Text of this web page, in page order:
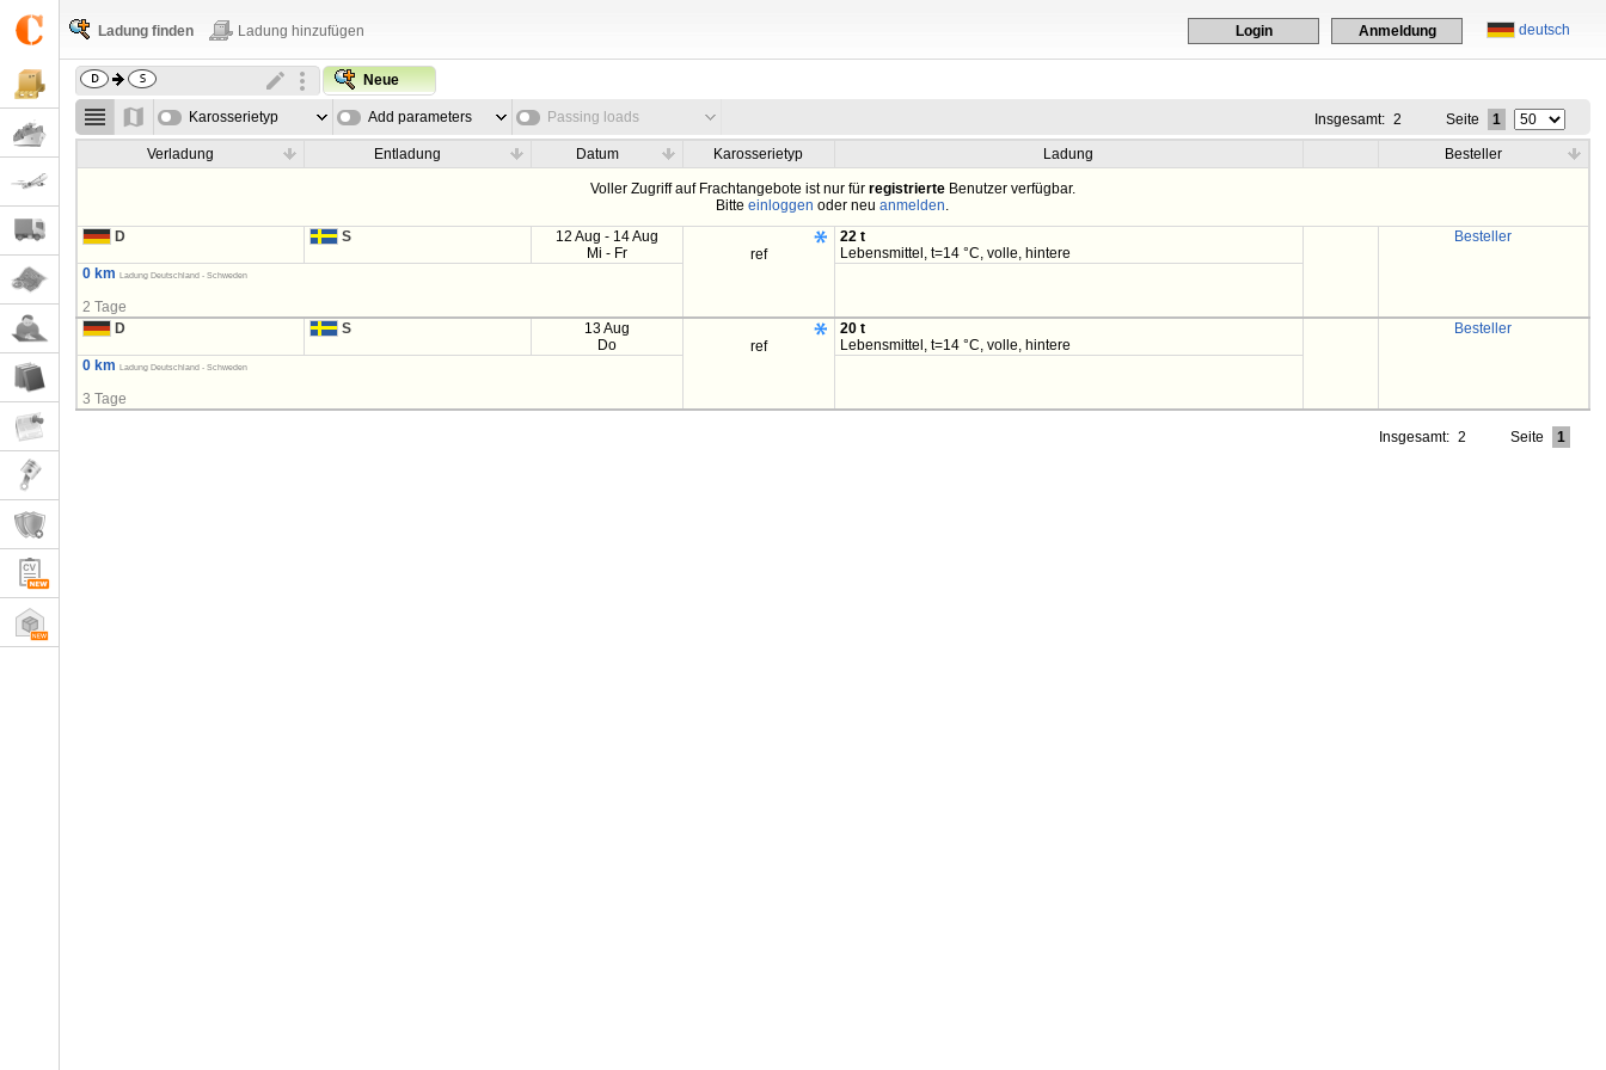
deutsch
Login Anmeldung
Ladung finden Ladung hinzufügen
Neue
Karosserietyp Add parameters Passing loads Insgesamt: 2 Seite 1
Verladung Entladung Datum Karosserietyp Ladung Besteller
Voller Zugriff auf Frachtangebote ist nur für registrierteBenutzer verfügbar.
Bitteeinloggen oder neuanmelden.
D
S
12 Aug - 14 Aug
Mi - Fr
ref
22 t
Lebensmittel, t=14 °C, volle, hintere
Besteller
0 km Ladung Deutschland - Schweden
2 Tage
D
S
13 Aug
Do
ref
20 t
Lebensmittel, t=14 °C, volle, hintere
Besteller
0 km Ladung Deutschland - Schweden
3 Tage
Insgesamt: 2 Seite 1